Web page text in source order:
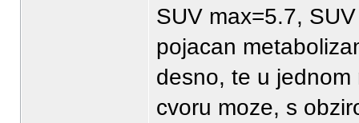
SUV max=5.7,
pojacan
desno, te u jednom
cvoru moze, s